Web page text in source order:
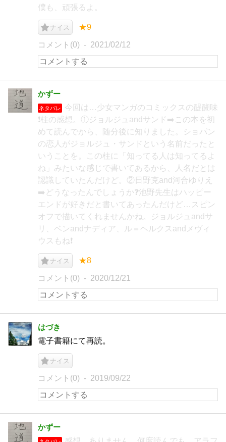
僕も、頑張るよ。
ナイス ★9
コメント(0) 2021/02/12
かずー
ネタバレ
今回は…少女マンガのコミックスの醍醐味
❗️柱の感想。①ジョルジュandサンド➡️この本を初
めて読んでから、随分後に知りました。ショパン
の恋人がジョルジュ・サンドという名前だったと
いうことを。この柱に「知ってる人は知ってるよ
ね」みたいな感じで書いてあるから、人名だとは
認識していたんだけど。②日野克and河合ゆりえ
➡️どうなったんでしょうか❓池野先生はハッピー
エンドが好きだと書いてあったんだけど…スピン
オフで描いてくれませんかね。ジョルジュandサ
リ、ベンandナディア、ル＝ヘルクスandメヴィ
ウスもね❗️
ナイス ★8
コメント(0) 2020/12/21
はづき
電子書籍にて再読。
ナイス
コメント(0) 2019/09/22
かずー